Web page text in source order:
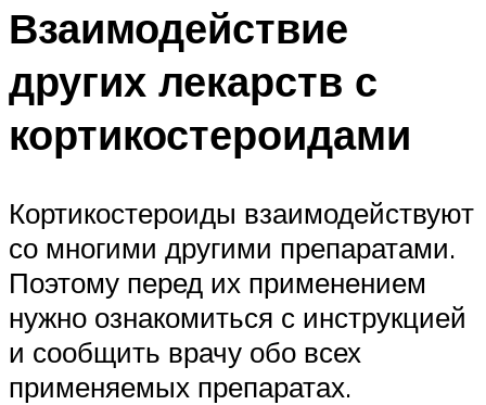
Взаимодействие
других лекарств с
кортикостероидами
Кортикостероиды взаимодействуют
со многими другими препаратами.
Поэтому перед их применением
нужно ознакомиться с инструкцией
и сообщить врачу обо всех
применяемых препаратах.